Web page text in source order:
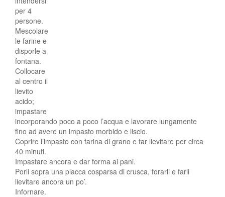
per 4
persone.
Mescolare
le farine e
disporle a
fontana.
Collocare
al centro il
lievito
acido;
impastare
incorporando poco a poco l’acqua e lavorare lungamente
fino ad avere un impasto morbido e liscio.
Coprire l’impasto con farina di grano e far lievitare per circa
40 minuti.
Impastare ancora e dar forma ai pani.
Porli sopra una placca cosparsa di crusca, forarli e farli
lievitare ancora un po’.
Infornare.